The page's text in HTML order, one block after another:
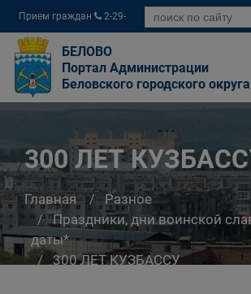
Прием граждан
2-29-
04
БЕЛОВО
Портал Администрации
Беловского городского округа
300 ЛЕТ
Главная
Разное
Праздники, дни воинской
даты*
300 ЛЕТ КУЗБАССУ